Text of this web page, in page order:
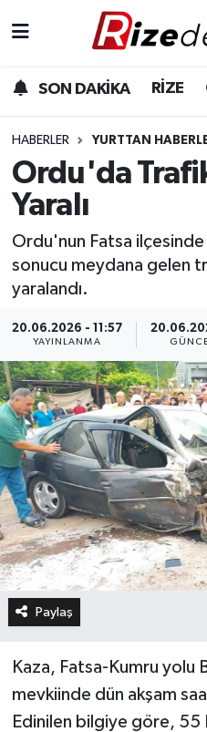
SON DAKİKA RİZE
HABERLER YURTTAN
Ordu'da
Yaralı
Ordu'nun Fatsa ilçesinde
sonucu meydana gelen
yaralandı.
20.06.2026 - 11:57
YAYINLANMA
Paylaş
Kaza, Fatsa-Kumru yolu
mevkiinde dün akşam
Edinilen bilgiye göre, 55
Gündem
Yurttan Haberler
Ekonomi
Teknoloji
Rize Hava Durumu
Rize Namaz Vakitleri
Rize Trafik Yoğunluk
Süper Lig Puan
Son Dakika Haberleri
Haber Arşivi